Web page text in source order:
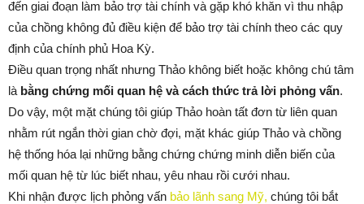
đến giai đoạn làm bảo trợ tài chính và gặp khó khăn vì thu nhập
của chồng không đủ điều kiện để bảo trợ tài chính theo các quy
định của chính phủ Hoa Kỳ.
Điều quan trọng nhất nhưng Thảo không biết hoặc không chú tâm
là bằng chứng mối quan hệ và cách thức trả lời phỏng vấn.
Do vậy, một mặt chúng tôi giúp Thảo hoàn tất đơn từ liên quan
nhằm rút ngắn thời gian chờ đợi, mặt khác giúp Thảo và chồng
hệ thống hóa lại những bằng chứng chứng minh diễn biến của
mối quan hệ từ lúc biết nhau, yêu nhau rồi cưới nhau.
Khi nhận được lịch phỏng vấn bảo lãnh sang Mỹ, chúng tôi bắt